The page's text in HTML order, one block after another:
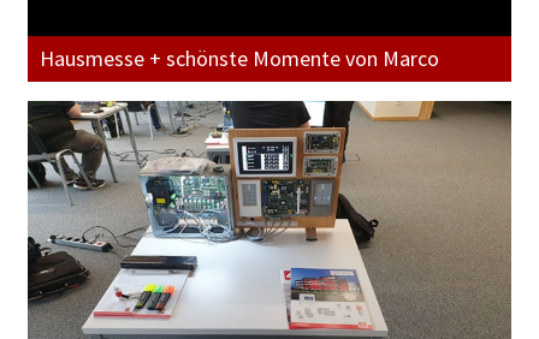
Hausmesse + schönste Momente von Marco